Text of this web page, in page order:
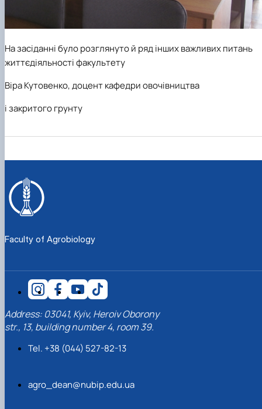
На засіданні було розглянуто й ряд інших важливих питань
життєдіяльності факультету
Віра Кутовенко, доцент кафедри овочівництва
і закритого грунту
Faculty of Agrobiology
Address: 03041, Kyiv, Heroiv Oborony
str., 13, building number 4, room 39.
Tel. +38 (044) 527-82-13
agro_dean@nubip.edu.ua